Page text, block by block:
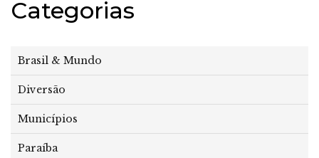
Categorias
Brasil & Mundo
Diversão
Municípios
Paraíba